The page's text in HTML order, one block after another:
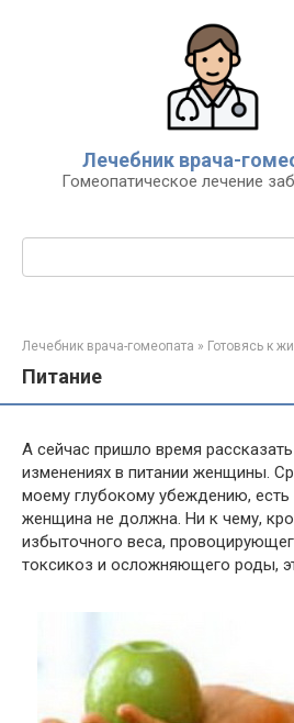
Лечебник врача-
Гомеопатическое лечение
Поиск:
Лечебник врача-гомеопата » Готовясь к
Питание
А сейчас пришло время
изменениях в питании женщины.
моему глубокому убеждению,
женщина не должна. Ни к чему,
избыточного веса,
токсикоз и осложняющего роды,